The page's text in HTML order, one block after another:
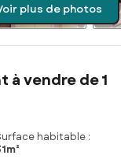
plus de photos
vendre de 1
habitable :